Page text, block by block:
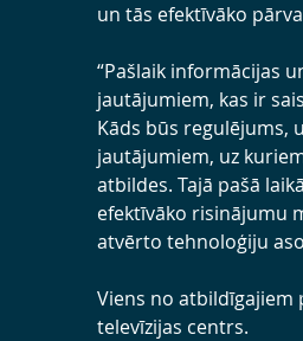
un tās efektīvāko
“Pašlaik informācijas
jautājumiem, kas ir
Kāds būs regulējums,
jautājumiem, uz
atbildes. Tajā pašā
efektīvāko risinājumu
atvērto tehnoloģiju
Viens no atbildīgajiem
televīzijas centrs.